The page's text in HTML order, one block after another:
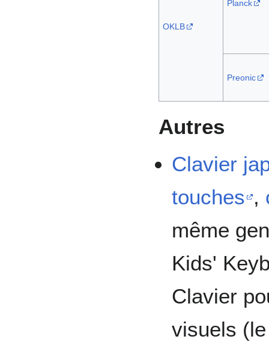
OKLB
Planck
Preonic
Autres
Clavier
touches ,
même
Kids'
Clavier
visuels